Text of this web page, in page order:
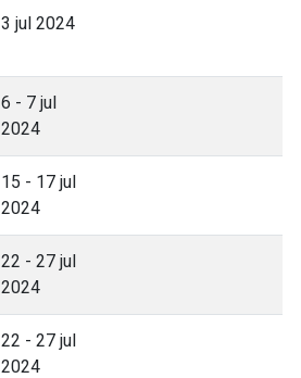
3 jul 2024
6 - 7 jul
2024
15 - 17 jul
2024
22 - 27 jul
2024
22 - 27 jul
2024